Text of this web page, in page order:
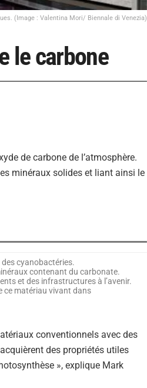
(Image : Valentina Mori/ Biennale di Venezia)
le carbone
de carbone de l’atmosphère.
minéraux solides et liant ainsi le
cyanobactéries.
contenant du carbonate.
et des infrastructures à l’avenir.
ce matériau vivant dans
conventionnels avec des
des propriétés utiles
», explique Mark